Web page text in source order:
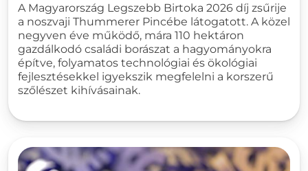
A Magyarország Legszebb Birtoka 2026 díj zsűrije
a noszvaji Thummerer Pincébe látogatott. A közel
negyven éve működő, mára 110 hektáron
gazdálkodó családi borászat a hagyományokra
építve, folyamatos technológiai és ökológiai
fejlesztésekkel igyekszik megfelelni a korszerű
szőlészet kihívásainak.